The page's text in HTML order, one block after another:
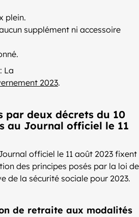
plein.
supplément ni accessoire
La
2023.
par deux décrets du 10
au Journal officiel le 11
officiel le 11 août 2023 fixent
des principes posés par la loi de
de la sécurité sociale pour 2023.
de retraite aux modalités